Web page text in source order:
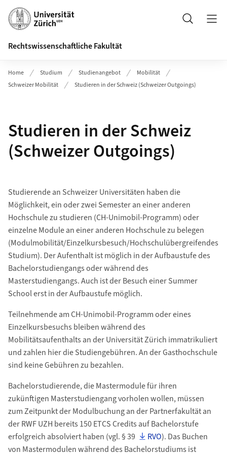
Header
Suche
Rechtswissenschaftliche Fakultät
Home Studium Studienangebot
Mobilität
Schweizer Mobilität
Studieren in der Schweiz (Schweizer Outgoings)
Studieren in der Schweiz
(Schweizer Outgoings)
Studierende an Schweizer Universitäten haben die
Möglichkeit, ein oder zwei Semester an einer anderen
Hochschule zu studieren (CH-Unimobil-Programm) oder
einzelne Module an einer anderen Hochschule zu belegen
(Modulmobilität/Einzelkursbesuch/Hochschulübergreifendes
Studium). Der Aufenthalt ist möglich in der Aufbaustufe des
Bachelorstudiengangs oder während des
Masterstudiengangs. Auch ist der Besuch einer Summer
School erst in der Aufbaustufe möglich.
Teilnehmende am CH-Unimobil-Programm oder eines
Einzelkursbesuchs bleiben während des
Mobilitätsaufenthalts an der Universität Zürich immatrikuliert
und zahlen hier die Studiengebühren. An der Gasthochschule
sind keine Gebühren zu bezahlen.
Bachelorstudierende, die Mastermodule für ihren
zukünftigen Masterstudiengang vorholen wollen, müssen
zum Zeitpunkt der Modulbuchung an der Partnerfakultät an
der RWF UZH bereits 150 ETCS Credits auf Bachelorstufe
erfolgreich absolviert haben (vgl. § 39
RVO). Das Buchen
von Mastermodulen während des Bachelorstudiums ist